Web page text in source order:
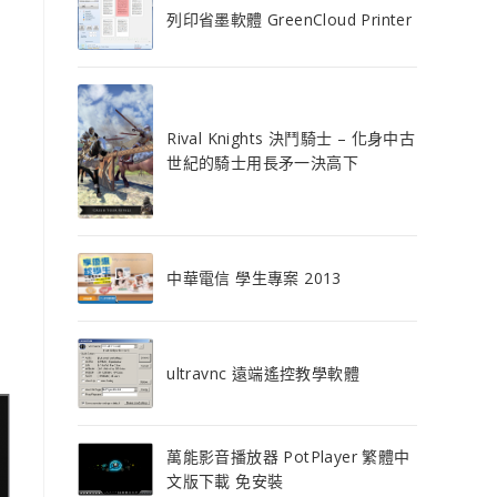
列印省墨軟體 GreenCloud Printer
Rival Knights 決鬥騎士 – 化身中古
世紀的騎士用長矛一決高下
中華電信 學生專案 2013
ultravnc 遠端遙控教學軟體
萬能影音播放器 PotPlayer 繁體中
文版下載 免安裝